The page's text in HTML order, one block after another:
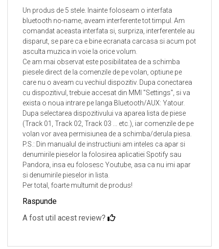
Inainte de a comanda va rugam sa va asigurati priza MMI,
MDI este prezenta cotiera sau in torpedoul masinii.
NU ESTE COMAPTIBIL CU
SISTEMELE MMI 2G
Un produs de 5 stele. Inainte foloseam o interfata
bluetooth no-name, aveam interferente tot timpul. Am
comandat aceasta interfata si, surpriza, interferentele au
disparut, se pare ca e bine ecranata carcasa si acum pot
asculta muzica in voie la orice volum.
Ce am mai observat este posibilitatea de a schimba
piesele direct de la comenzile de pe volan, optiune pe
care nu o aveam cu vechiul dispozitiv. Dupa conectarea
cu dispozitivul, trebuie accesat din MMI "Settings", si va
exista o noua intrare pe langa Bluetooth/AUX: Yatour.
Dupa selectarea dispozitivului va aparea lista de piese
(Track 01, Track 02, Track 03 ... etc.), iar comenzile de pe
volan vor avea permisiunea de a schimba/derula piesa.
P.S.: Din manualul de instructiuni am inteles ca apar si
denumirile pieselor la folosirea aplicatiei Spotify sau
Pandora, insa eu folosesc Youtube, asa ca nu imi apar
si denumirile pieselor in lista.
Per total, foarte multumit de produs!
Raspunde
A fost util acest review?